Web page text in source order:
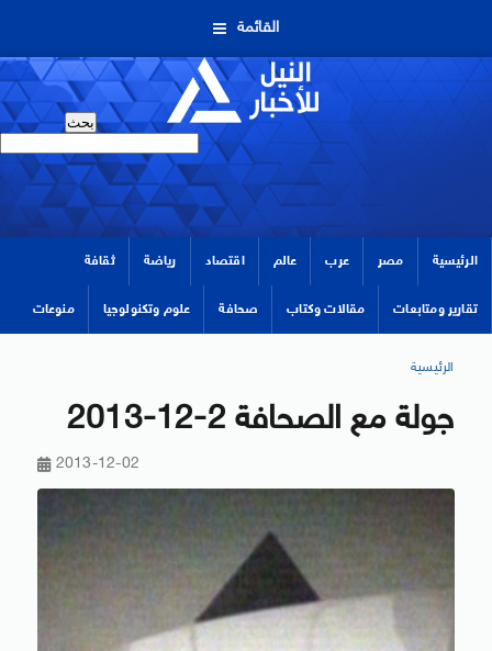
القائمة
الرئيسية مصر عرب عالم اقتصاد رياضة ثقافة
تقارير ومتابعات مقالات وكتاب صحافة علوم وتكنولوجيا منوعات
الرئيسية
جولة مع الصحافة 2-12-2013
2013-12-02